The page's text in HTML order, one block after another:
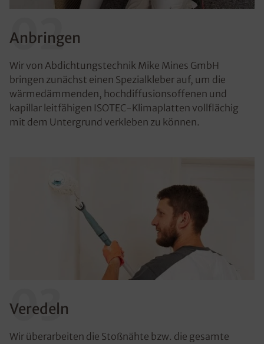
02
Anbringen
Wir von Abdichtungstechnik Mike Mines GmbH
bringen zunächst einen Spezialkleber auf, um die
wärmedämmenden, hochdiffusionsoffenen und
kapillar leitfähigen ISOTEC-Klimaplatten vollflächig
mit dem Untergrund verkleben zu können.
03
Veredeln
Wir überarbeiten die Stoßnähte bzw. die gesamte